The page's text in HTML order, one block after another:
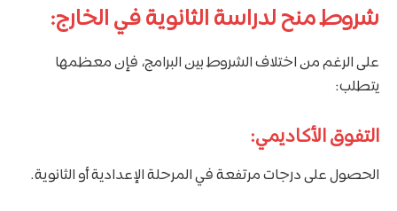
شروط منح لدراسة الثانوية في الخارج:
على الرغم من اختلاف الشروط بين البرامج، فإن معظمها
يتطلب:
التفوق الأكاديمي:
الحصول على درجات مرتفعة في المرحلة الإعدادية أو الثانوية.